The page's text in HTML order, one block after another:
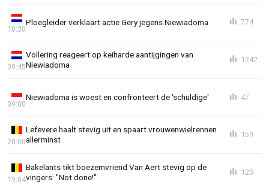
Ploegleider verklaart actie Gery jegens Niewiadoma
10:30
774
Vollering reageert op keiharde aantijgingen van
Niewiadoma
09:45
1242
Niewiadoma is woest en confronteert de 'schuldige'
09:00
47
Lefevere haalt stevig uit en spaart vrouwenwielrennen
allerminst
20:00
159
Bakelants tikt boezemvriend Van Aert stevig op de
vingers: "Not done!"
19:04
123